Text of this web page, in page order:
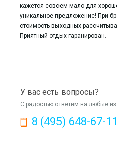
кажется совсем мало для
уникальное предложение! При
стоимость выходных
Приятный отдых гаранирован.
У вас есть вопросы?
С радостью ответим на любые из
8 (495) 648-67-11